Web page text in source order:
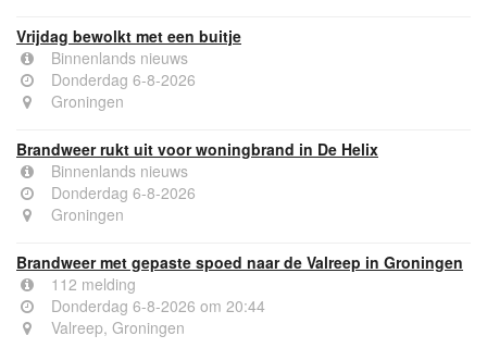
Vrijdag bewolkt met een buitje
Binnenlands nieuws
Donderdag 6-8-2026
Groningen
Brandweer rukt uit voor woningbrand in De Helix
Binnenlands nieuws
Donderdag 6-8-2026
Groningen
Brandweer met gepaste spoed naar de Valreep in Groningen
112 melding
Donderdag 6-8-2026 om 20:44
Valreep, Groningen